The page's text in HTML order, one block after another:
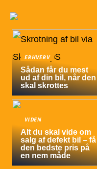
ERHVERV
Sådan får du mest
ud af din bil, når den
skal skrottes
VIDEN
Alt du skal vide om
salg af defekt bil – få
den bedste pris på
en nem måde